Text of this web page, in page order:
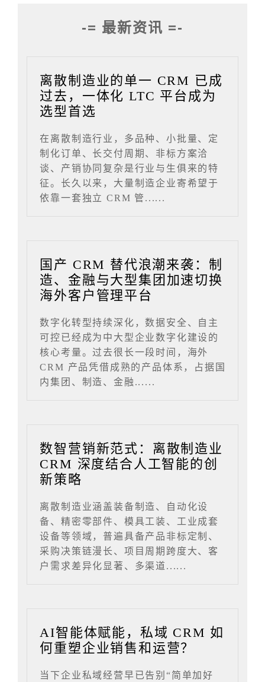
-= 最新资讯 =-
离散制造业的单一 CRM 已成
过去，一体化 LTC 平台成为
选型首选
在离散制造行业，多品种、小批量、定
制化订单、长交付周期、非标方案洽
谈、产销协同复杂是行业与生俱来的特
征。长久以来，大量制造企业寄希望于
依靠一套独立 CRM 管......
国产 CRM 替代浪潮来袭：制
造、金融与大型集团加速切换
海外客户管理平台
数字化转型持续深化，数据安全、自主
可控已经成为中大型企业数字化建设的
核心考量。过去很长一段时间，海外
CRM 产品凭借成熟的产品体系，占据国
内集团、制造、金融......
数智营销新范式：离散制造业
CRM 深度结合人工智能的创
新策略
离散制造业涵盖装备制造、自动化设
备、精密零部件、模具工装、工业成套
设备等领域，普遍具备产品非标定制、
采购决策链漫长、项目周期跨度大、客
户需求差异化显著、多渠道......
AI智能体赋能，私域 CRM 如
何重塑企业销售和运营？
当下企业私域经营早已告别“简单加好